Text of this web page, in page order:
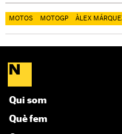
MOTOS MOTOGP ÀLEX
Qui som
Què fem